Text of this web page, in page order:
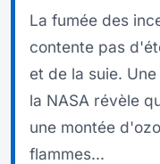
La fumée des
contente pas
et de la suie.
la NASA révèle
une montée
flammes...